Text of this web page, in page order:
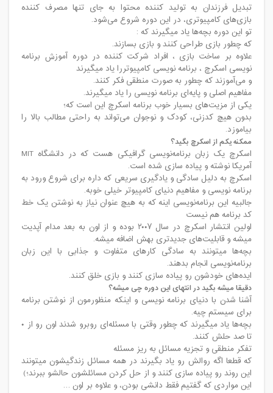
تبدیل فرزندان به تولید کننده محتوا به جای تنها مصرف کننده
بازی‌های کامپیوتری، در این دوره شروع می‌شود.
تو این دوره بچه‌ها یاد میگیرند که :
که چطور بازی طراحی کنند و بازی بسازند.
علاوه بر ساخت بازی ، افراد شرکت کننده در دوره آموزش برنامه
نویسی اسکرچ ، برنامه نویسی کامپیوتررا یاد میگیرند
و می‌آموزند که چطور به صورت منطقی فکر کنند.
مفاهیم اصلی و پایه‌ای برنامه نویسی را یاد میگیرند.
یکی از مزیت‌های بسیار خوب برنامه اسکرچ این است که؛
بدون هیچ کدزنی، کودک و نوجوان می‌تواند به راحتی مطالب بالا را
بیاموزد.
ممکنه یکم از اسکرچ بگید؟
اسکرچ یک زبان برنامه‌نویسی گرافیکی هست که در دانشگاه MIT
آمریکا نوشته و پیاده سازی شده است.
اسکرچ به دلیل سادگی و یادگیری سریعی که داره برای شروع ورود به
برنامه نویسی و مفاهیم دنیای کامپیوتر خیلی خوبه.
جالبیه این برنامه‌نویسی اینه که به هیچ عنوان نیاز به نوشتن یک خط
کد برنامه هم نیست
اولین انتشار اسکرچ در سال ۲۰۰۷ بوده و از اون به بعد مدام آپدیت
میشه و قابلیت‌های جدیدتری بهش اضافه میشه.
بچه‌ها میتونند به سادگی کارهای متفاوت و جذابی با این زبان
برنامه‌نویسی انجام بدهند.
ایده‌های خودشون رو پیاده سازی کنند و بازی خلق کنند.
دقیقا میشه بگید در انتهای این دوره چی میشه؟
آشنا شدن با دنیای برنامه نویسی و اینکه منظورمون از نوشتن برنامه
برای سیستم چیه.
بچه‌ها یاد میگیرند که چطور وقتی با مسئله‌ای روبرو شدند اون رو از ۰
تا صد حلش کنند.
تفکر منطقی و تجزیه مسائل به ریز مسئله
که قطعا اگه روالش رو یاد بگیرند در همه مسائل زندگیشون میتونند
این روند رو پیاده سازی کنند و از حل کردن مسائلشون حالشو ببرند؛)
این مواردی که گفتیم فقط دانشی بودن، و علاوه بر اون …